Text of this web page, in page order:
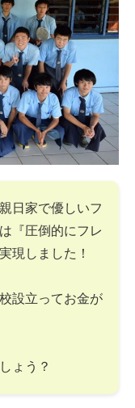
日家で優しいフ
『圧倒的にフレ
現しました！
設立ってお金が
ょう？